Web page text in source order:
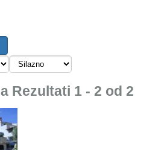
Rezultati 1 - 2 od 2